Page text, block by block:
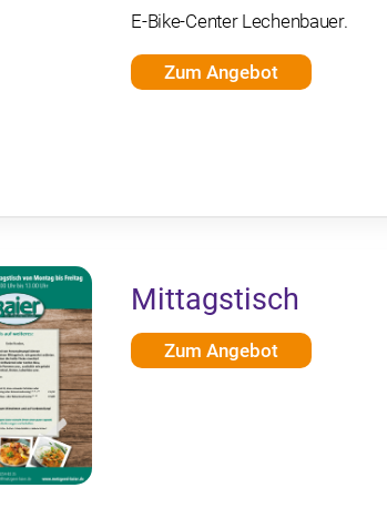
E-Bike-Center Lechenbauer.
Zum Angebot
Mittagstisch
Zum Angebot